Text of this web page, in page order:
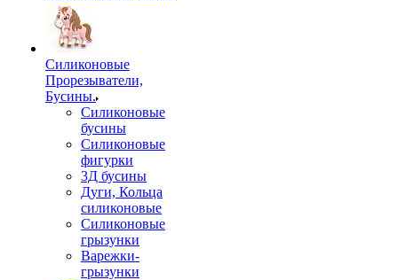
Силиконовые
Прорезыватели,
Бусины.
Силиконовые
бусины
Силиконовые
фигурки
3Д бусины
Дуги, Кольца
силиконовые
Силиконовые
грызунки
Варежки-
грызунки